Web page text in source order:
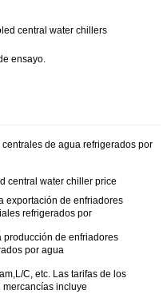
central water chillers
ensayo.
de agua refrigerados por
central water chiller price
exportación de enfriadores
refrigerados por
producción de enfriadores
por agua
C, etc. Las tarifas de los
incluye